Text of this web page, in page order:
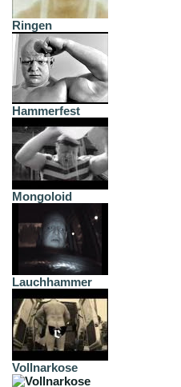
Ringen
Hammerfest
Mongoloid
Lauchhammer
Vollnarkose